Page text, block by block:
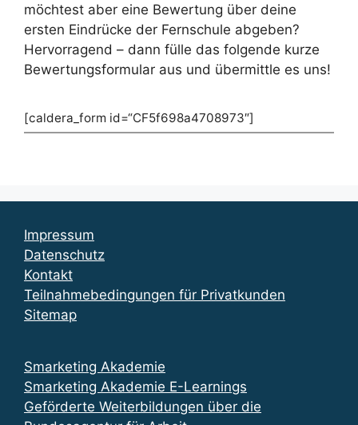
möchtest aber eine Bewertung über deine
ersten Eindrücke der Fernschule abgeben?
Hervorragend – dann fülle das folgende kurze
Bewertungsformular aus und übermittle es uns!
[caldera_form id=“CF5f698a4708973″]
Impressum
Datenschutz
Kontakt
Teilnahmebedingungen für Privatkunden
Sitemap
Smarketing Akademie
Smarketing Akademie E-Learnings
Geförderte Weiterbildungen über die